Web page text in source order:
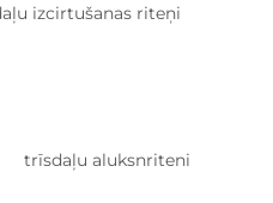
izcirtušanas riteņi
trīsdaļu aluksnriteni